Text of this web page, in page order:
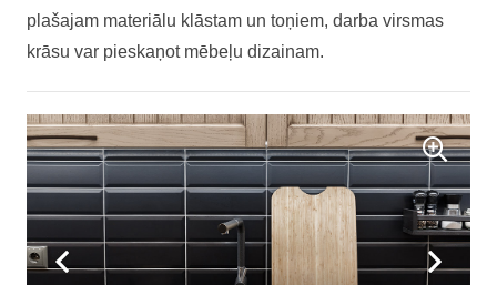
plašajam materiālu klāstam un toņiem, darba virsmas
krāsu var pieskaņot mēbeļu dizainam.